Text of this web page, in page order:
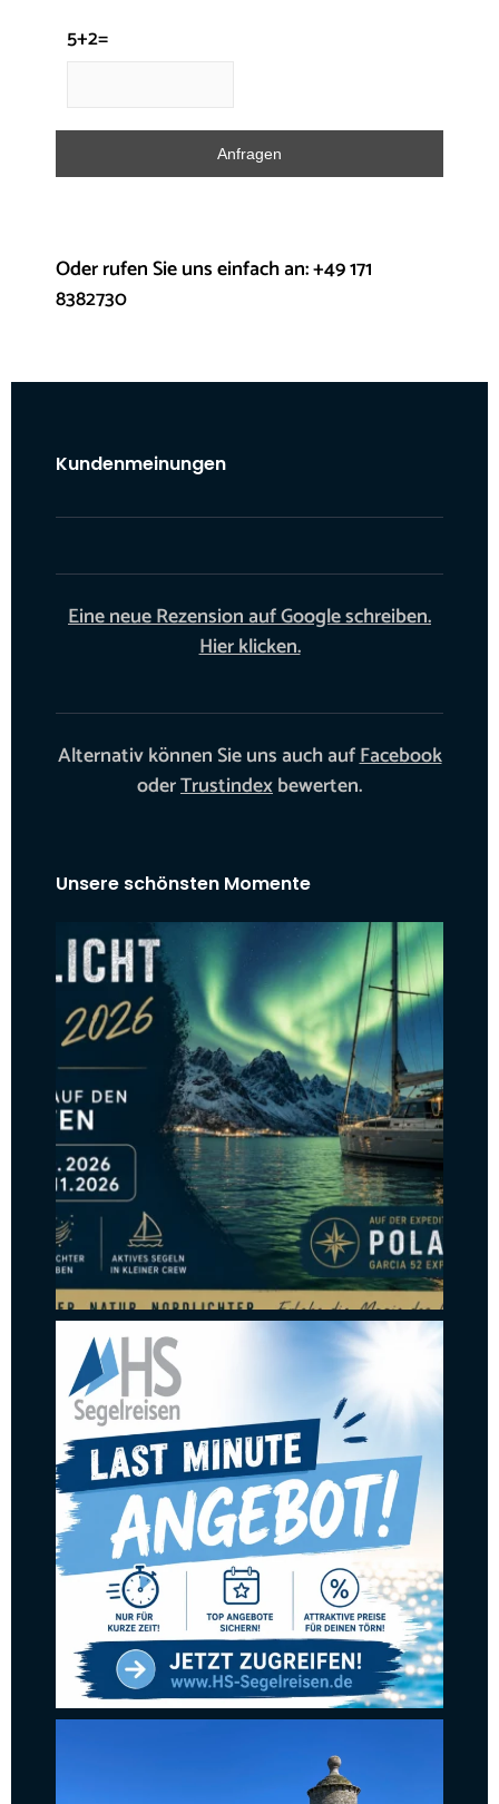
5+2=
Oder rufen Sie uns einfach an: +49 171
8382730
Kundenmeinungen
Eine neue Rezension auf Google schreiben.
Hier klicken.
Alternativ können Sie uns auch aufFacebook
oderTrustindexbewerten.
Unsere schönsten Momente